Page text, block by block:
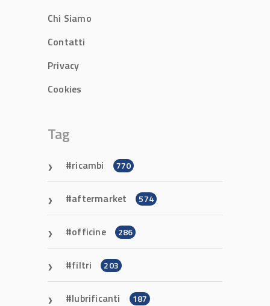
Chi Siamo
Contatti
Privacy
Cookies
Tag
ricambi 770
aftermarket 574
officine 286
filtri 203
lubrificanti 187